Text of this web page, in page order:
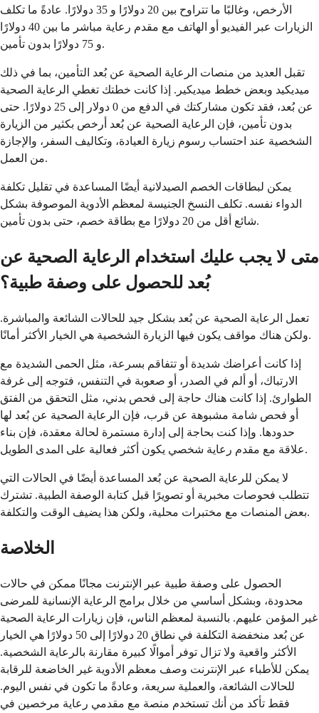
الأرخص، وغالبًا ما تتراوح بين 20 دولارًا و 35 دولارًا. عادةً ما تكلف
الزيارات عبر الفيديو أو الهاتف مع مقدم رعاية مباشر ما بين 40 دولارًا
و 75 دولارًا بدون تأمين.
تقبل العديد من منصات الرعاية الصحية عن بُعد التأمين، بما في ذلك
ميديكيد وبعض خطط ميديكير. إذا كانت خطتك تغطي الرعاية الصحية
عن بُعد، فقد تكون مشاركتك في الدفع من 0 دولار إلى 25 دولارًا. حتى
بدون تأمين، فإن الرعاية الصحية عن بُعد أرخص بكثير من الزيارة
الشخصية عند احتساب رسوم زيارة العيادة، وتكاليف السفر، والإجازة
من العمل.
يمكن لبطاقات الخصم الصيدلانية أيضًا المساعدة في تقليل تكلفة
الدواء نفسه. تكلف النسخ الجنيسة لمعظم الأدوية الموصوفة بشكل
شائع أقل من 20 دولارًا مع بطاقة خصم، حتى بدون تأمين.
متى لا يجب عليك استخدام الرعاية الصحية عن
بُعد للحصول على وصفة طبية؟
تعمل الرعاية الصحية عن بُعد بشكل جيد للحالات الشائعة والمباشرة.
ولكن هناك مواقف يكون فيها الزيارة الشخصية هي الخيار الأكثر أمانًا.
إذا كانت أعراضك شديدة أو تتفاقم بسرعة، مثل الحمى الشديدة مع
الارتباك، أو ألم في الصدر، أو صعوبة في التنفس، فتوجه إلى غرفة
الطوارئ. إذا كانت هناك حاجة إلى فحص بدني، مثل التحقق من الفتق
أو فحص شامة مشبوهة عن قرب، فإن الرعاية الصحية عن بُعد لها
حدودها. وإذا كنت بحاجة إلى إدارة مستمرة لحالة معقدة، فإن بناء
علاقة مع مقدم رعاية شخصي يكون أكثر فعالية على المدى الطويل.
لا يمكن للرعاية الصحية عن بُعد المساعدة أيضًا في الحالات التي
تتطلب فحوصات مخبرية أو تصويرًا قبل كتابة الوصفة الطبية. تشترك
بعض المنصات مع مختبرات محلية، ولكن هذا يضيف الوقت والتكلفة.
الخلاصة
الحصول على وصفة طبية عبر الإنترنت مجانًا ممكن في حالات
محدودة، وبشكل أساسي من خلال برامج الرعاية الإنسانية للمرضى
غير المؤمن عليهم. بالنسبة لمعظم الناس، فإن زيارات الرعاية الصحية
عن بُعد منخفضة التكلفة في نطاق 20 دولارًا إلى 50 دولارًا هي الخيار
الأكثر واقعية ولا تزال توفر أموالًا كبيرة مقارنة بالرعاية الشخصية.
يمكن للأطباء عبر الإنترنت وصف معظم الأدوية غير الخاضعة للرقابة
للحالات الشائعة، والعملية سريعة، وعادةً ما تكون في نفس اليوم.
فقط تأكد من أنك تستخدم منصة مع مقدمي رعاية مرخصين في